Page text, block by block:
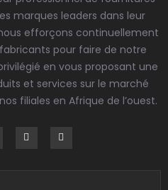
marques leaders dans leur
efforçons continuellement
pour faire de notre
en vous proposant une
et services sur le marché
filiales en Afrique de l’ouest.